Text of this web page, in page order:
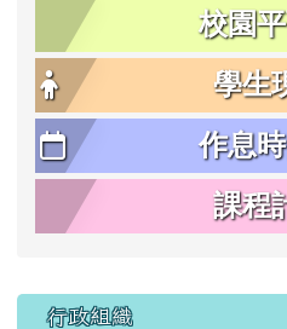
校園
學生
作息
課程
行政組織